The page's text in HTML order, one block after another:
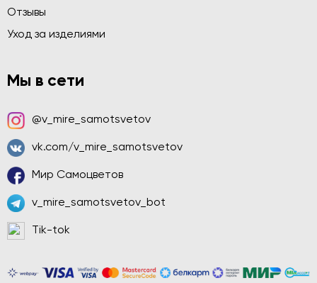
Отзывы
Уход за изделиями
Мы в сети
@v_mire_samotsvetov
vk.com/v_mire_samotsvetov
Мир Самоцветов
v_mire_samotsvetov_bot
Tik-tok